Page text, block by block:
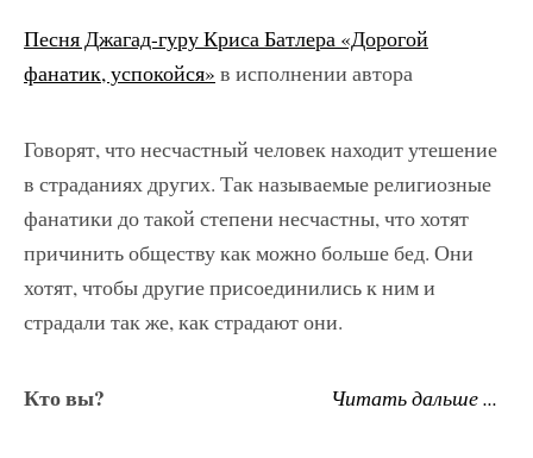
Песня Джагад-гуру Криса Батлера «Дорогой
фанатик, успокойся» в исполнении автора
Говорят, что несчастный человек находит утешение
в страданиях других. Так называемые религиозные
фанатики до такой степени несчастны, что хотят
причинить обществу как можно больше бед. Они
хотят, чтобы другие присоединились к ним и
страдали так же, как страдают они.
Читать дальше ...
Кто вы?